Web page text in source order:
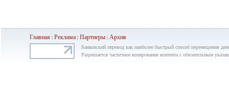
Главная| Реклама | Партнеры| Архив
Банковский перевод как наиболее быстрый способ перемещения
Разрешается частичное копирование контента с обязательным